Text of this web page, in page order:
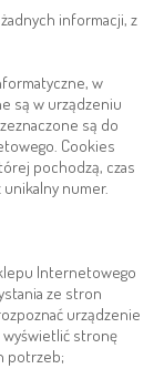
informacji, z
w
są w urządzeniu
są do
Cookies
pochodzą, czas
numer.
Internetowego
ze stron
urządzenie
stronę
potrzeb;